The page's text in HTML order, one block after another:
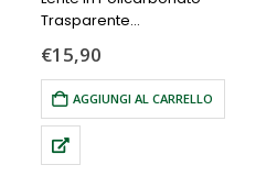
Trasparente
luminosità
Sovraocchiale
€15,90
AGGIUNGI AL CARRELLO